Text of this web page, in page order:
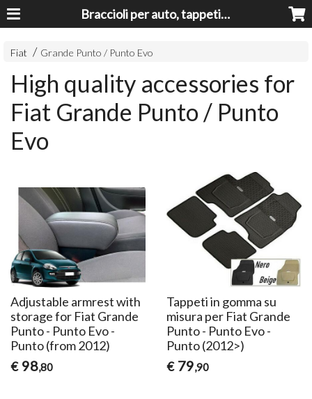
Braccioli per auto, tappeti auto, accessori auto MADE IN ITALY - Armrests, Mittelarmlehnen, Accoundoirs
Fiat Grande Punto / Punto Evo
High quality accessories for
Fiat Grande Punto / Punto
Evo
Adjustable armrest with
storage for Fiat Grande
Punto - Punto Evo -
Punto (from 2012)
€ 98,80
Tappeti in gomma su
misura per Fiat Grande
Punto - Punto Evo -
Punto (2012>)
€ 79,90